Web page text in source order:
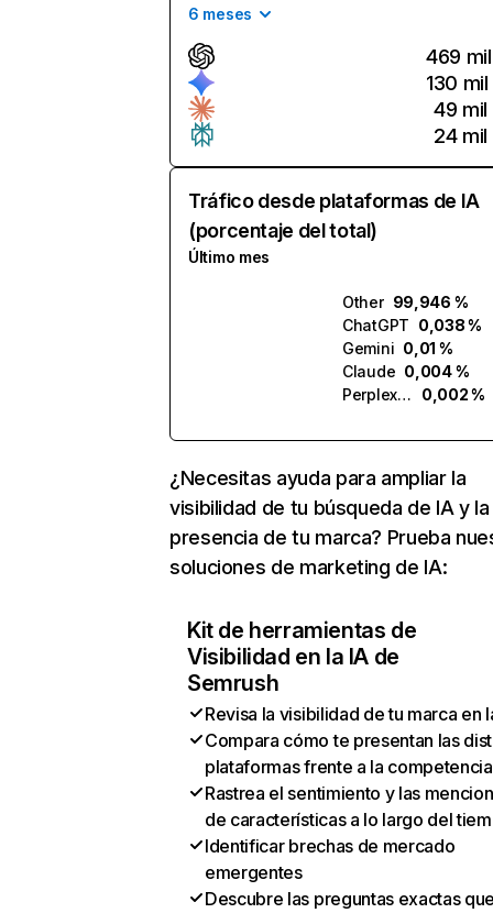
6 meses
469 mil
130 mil
49 mil
24 mil
Tráfico desde plataformas de IA
(porcentaje del total)
Último mes
Other 99,946 %
ChatGPT 0,038 %
Gemini 0,01 %
Claude 0,004 %
Perplexity
0,002 %
¿Necesitas ayuda para ampliar la
visibilidad de tu búsqueda de IA y la
presencia de tu marca? Prueba
soluciones de marketing de IA:
Kit de herramientas de
Visibilidad en la IA de
Semrush
Revisa la visibilidad de tu marca en
Compara cómo te presentan las
plataformas frente a la competencia
Rastrea el sentimiento y las
de características a lo largo del
Identificar brechas de mercado
emergentes
Descubre las preguntas exactas